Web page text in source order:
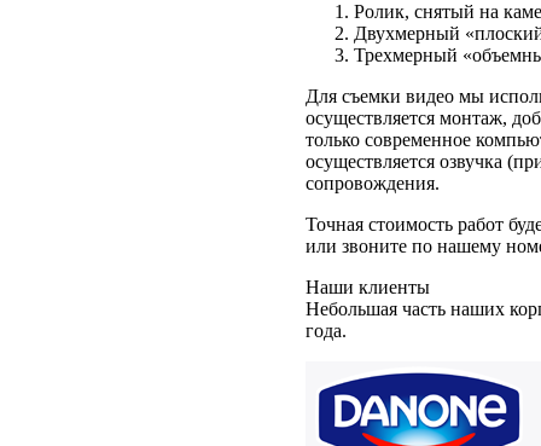
Ролик, снятый на
Двухмерный
Трехмерный
Для съемки видео мы
осуществляется монтаж,
только современное
осуществляется озвучка
сопровождения.
Точная стоимость работ
или звоните по нашему
Наши клиенты
Небольшая часть наших
года.